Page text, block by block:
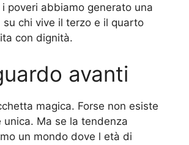
poveri abbiamo generato una
su chi vive il terzo e il quarto
con dignità.
avanti
magica. Forse non esiste
unica. Ma se la tendenza
un mondo dove l età di